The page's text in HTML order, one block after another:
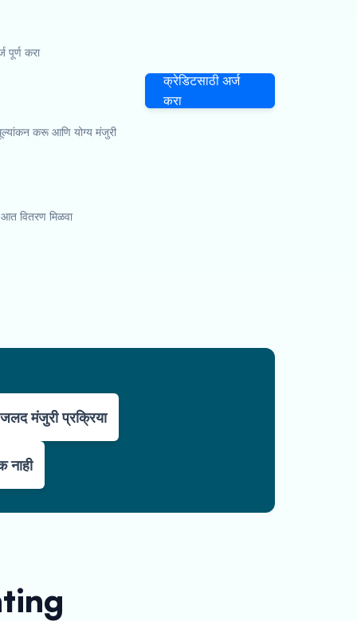
करा
करू आणि योग्य मंजुरी
आत वितरण मिळवा
क्रेडिटसाठी अर्ज
करा
जलद मंजुरी प्रक्रिया
नाही